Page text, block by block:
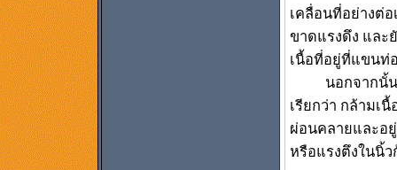
เคลื่อนที่อย่างต่อ
ขาดแรงดึง และ
เนื้อที่อยู่ที่แขนท่
นอกจากนั้นยัง
เรียกว่า กล้ามเ
ผ่อนคลายและอ
หรือแรงตึงในนิ้